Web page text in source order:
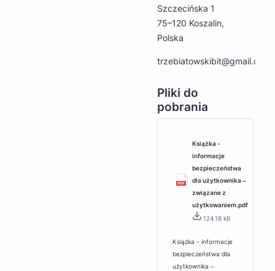
Szczecińska 1
75–120 Koszalin,
Polska
trzebiatowskibit@gmail.com
Pliki do
pobrania
Książka -
informacje
bezpieczeństwa
dla użytkownika ‒
związane z
użytkowaniem.pdf
124.18 kB
Książka - informacje
bezpieczeństwa dla
użytkownika ‒